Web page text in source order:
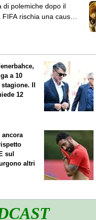
di polemiche dopo il
FIFA rischia una causa
a 10
Il
12
ancora
sul
altri